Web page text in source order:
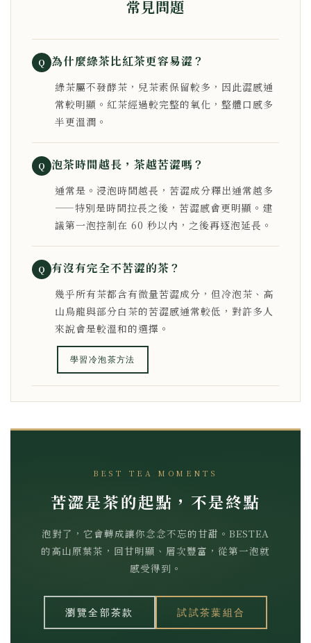
常見問題
Q 為什麼綠茶比紅茶更容易澀？
綠茶屬不發酵茶，兒茶素保留較多，因此澀感通
常較明顯。紅茶經過較完整的氧化，整體口感多
半更溫潤。
Q 泡茶時間越長，茶越苦澀嗎？
通常是。浸泡時間越長，苦澀成分釋出通常越多
——特別是時間拉長之後，苦澀感會更明顯。建
議第一泡控制在 60 秒以內，之後再逐泡延長。
Q 有沒有完全不苦澀的茶？
幾乎所有茶都含有微量苦澀成分，但冷泡茶、高
山烏龍與部分白茶的苦澀感通常較低，對許多人
來說會是較溫和的選擇。
學習冷泡茶方法
BEST TEA MOMENTS
苦澀是茶的起點，不是終點
泡對了，它會轉成讓你念念不忘的甘甜。BESTEA
的高山原葉茶，回甘明顯、層次豐富，從第一泡就
感受得到。
瀏覽全部茶款 試試茶葉組合